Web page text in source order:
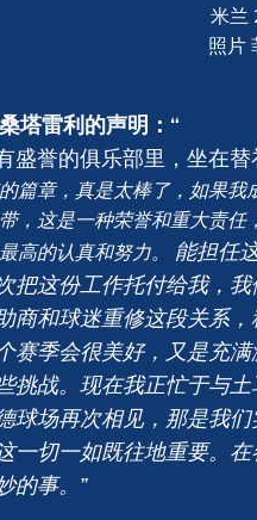
米兰
照片
塔雷利的声明：“
盛誉的俱乐部里，坐在
篇章，真是太棒了，如果
，这是一种荣誉和重大责
高的认真和努力。 能担任
把这份工作托付给我，
商和球迷重修这段关系
赛季会很美好，又是充
挑战。现在我正忙于与
球场再次相见，那是我
一切一如既往地重要。
的事。”